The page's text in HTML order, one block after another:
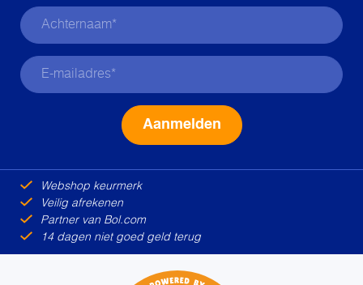
Webshop keurmerk
Veilig afrekenen
Partner van Bol.com
14 dagen niet goed geld terug